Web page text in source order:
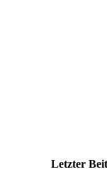
Letzter